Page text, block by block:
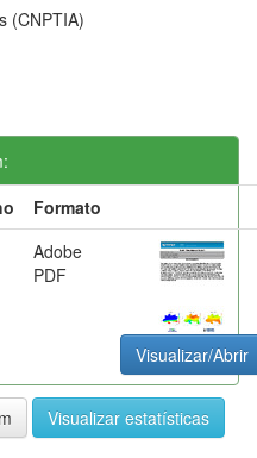
(CNPTIA)
Formato
Adobe
PDF
Visualizar/Abrir
Visualizar estatísticas